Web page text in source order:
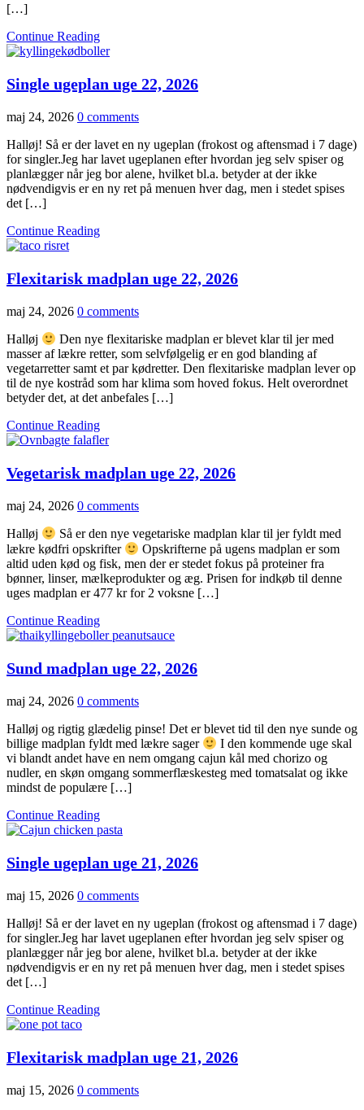
[…]
Continue Reading
Single ugeplan uge 22, 2026
maj 24, 2026 0 comments
Halløj! Så er der lavet en ny ugeplan (frokost og aftensmad i 7 dage)
for singler.Jeg har lavet ugeplanen efter hvordan jeg selv spiser og
planlægger når jeg bor alene, hvilket bl.a. betyder at der ikke
nødvendigvis er en ny ret på menuen hver dag, men i stedet spises
det […]
Continue Reading
Flexitarisk madplan uge 22, 2026
maj 24, 2026 0 comments
Halløj
Den nye flexitariske madplan er blevet klar til jer med
masser af lækre retter, som selvfølgelig er en god blanding af
vegetarretter samt et par kødretter. Den flexitariske madplan lever op
til de nye kostråd som har klima som hoved fokus. Helt overordnet
betyder det, at det anbefales […]
Continue Reading
Vegetarisk madplan uge 22, 2026
maj 24, 2026 0 comments
Halløj
Så er den nye vegetariske madplan klar til jer fyldt med
lækre kødfri opskrifter
Opskrifterne på ugens madplan er som
altid uden kød og fisk, men der er stedet fokus på proteiner fra
bønner, linser, mælkeprodukter og æg. Prisen for indkøb til denne
uges madplan er 477 kr for 2 voksne […]
Continue Reading
Sund madplan uge 22, 2026
maj 24, 2026 0 comments
Halløj og rigtig glædelig pinse! Det er blevet tid til den nye sunde og
billige madplan fyldt med lækre sager
I den kommende uge skal
vi blandt andet have en nem omgang cajun kål med chorizo og
nudler, en skøn omgang sommerflæskesteg med tomatsalat og ikke
mindst de populære […]
Continue Reading
Single ugeplan uge 21, 2026
maj 15, 2026 0 comments
Halløj! Så er der lavet en ny ugeplan (frokost og aftensmad i 7 dage)
for singler.Jeg har lavet ugeplanen efter hvordan jeg selv spiser og
planlægger når jeg bor alene, hvilket bl.a. betyder at der ikke
nødvendigvis er en ny ret på menuen hver dag, men i stedet spises
det […]
Continue Reading
Flexitarisk madplan uge 21, 2026
maj 15, 2026 0 comments